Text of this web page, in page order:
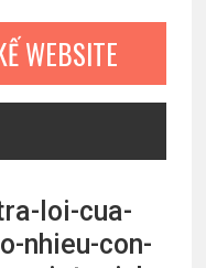
WEBSITE
loi-cua-
nhieu-con-